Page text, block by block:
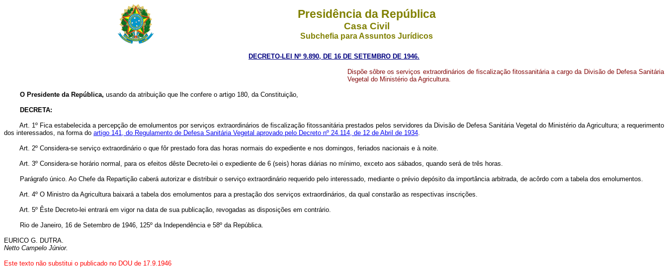
Presidência da República
Casa Civil
Subchefia para Assuntos Jurídicos
DECRETO-LEI Nº 9.890, DE 16 DE SETEMBRO DE 1946.
Dispõe sôbre os serviços extraordinários de fiscalização fitossanitária a cargo da Divisão de Defesa Sanitária
Vegetal do Ministério da Agricultura.
O Presidente da República, usando da atribuição que lhe confere o artigo 180, da Constituição,
DECRETA:
Art. 1º Fica estabelecida a percepção de emolumentos por serviços extraordinários de fiscalização fitossanitária prestados pelos servidores da Divisão de Defesa Sanitária Vegetal do Ministério da Agricultura; a requerimento
dos interessados, na forma do artigo 141, do Regulamento de Defesa Sanitária Vegetal aprovado pelo Decreto nº 24.114, de 12 de Abril de 1934.
Art. 2º Considera-se serviço extraordinário o que fôr prestado fora das horas normais do expediente e nos domingos, feriados nacionais e à noite.
Art. 3º Considera-se horário normal, para os efeitos dêste Decreto-lei o expediente de 6 (seis) horas diárias no mínimo, exceto aos sábados, quando será de três horas.
Parágrafo único. Ao Chefe da Repartição caberá autorizar e distribuir o serviço extraordinário requerido pelo interessado, mediante o prévio depósito da importância arbitrada, de acôrdo com a tabela dos emolumentos.
Art. 4º O Ministro da Agricultura baixará a tabela dos emolumentos para a prestação dos serviços extraordinários, da qual constarão as respectivas inscrições.
Art. 5º Êste Decreto-lei entrará em vigor na data de sua publicação, revogadas as disposições em contrário.
Rio de Janeiro, 16 de Setembro de 1946, 125º da Independência e 58º da República.
EURICO G. DUTRA.
Netto Campelo Júnior.
Este texto não substitui o publicado no DOU de 17.9.1946